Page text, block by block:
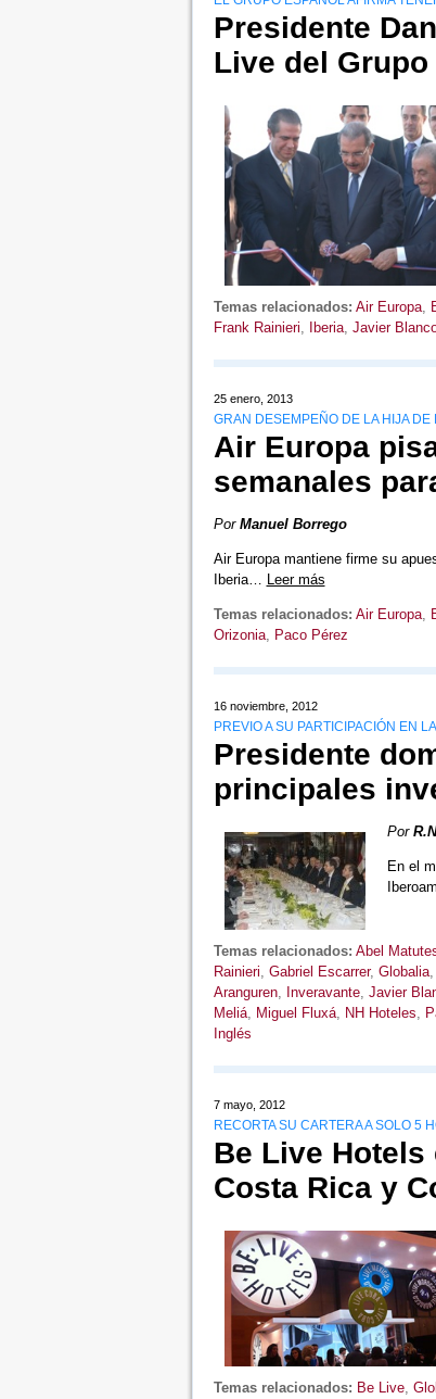
Presidente
Live del
Temas relacionados: Air Europa,
Frank Rainieri, Iberia, Javier
25 enero, 2013
GRAN DESEMPEÑO DE LA HIJA
Air Europa
semanales
Por Manuel Borrego
Air Europa mantiene firme su
Iberia… Leer más
Temas relacionados: Air Europa,
Orizonia, Paco Pérez
16 noviembre, 2012
PREVIO A SU PARTICIPACIÓN EN
Presidente
principales
Por
En el
Temas relacionados: Abel
Rainieri, Gabriel Escarrer, Globalia,
Aranguren, Inveravante, Javier
Meliá, Miguel Fluxá, NH Hoteles,
Inglés
7 mayo, 2012
RECORTA SU CARTERA A SOLO 5
Be Live Hotels
Costa Rica y
Temas relacionados: Be Live,